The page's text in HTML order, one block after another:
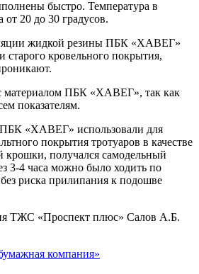
быстро. Температура в
20 до 30 градусов.
жидкой резины ПБК «ХАВЕГ»
старого кровельного покрытия,
материалом ПБК «ХАВЕГ», так как
показателям.
«ХАВЕГ» использовали для
покрытия тротуаров в качестве
крошки, получался самодельный
3-4 часа можно было ходить по
риска прилипания к подошве
ТЖС «Проспект плюс» Салов А.Б.